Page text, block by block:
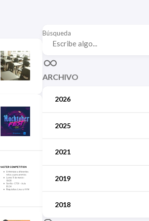
Búsqueda
ARCHIVO
2026
2025
2021
2019
2018